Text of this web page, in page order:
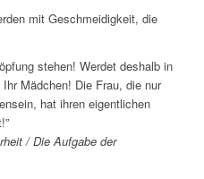
mit Geschmeidigkeit, die
stehen! Werdet deshalb in
Mädchen! Die Frau, die nur
hat ihren eigentlichen
/ Die Aufgabe der